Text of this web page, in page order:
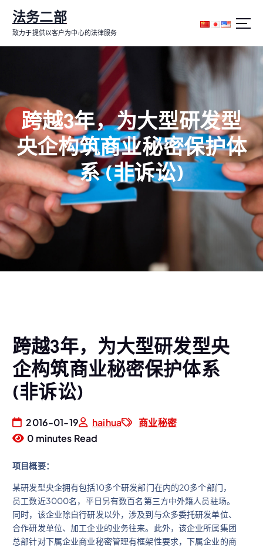
内
法务二部
致力于提供以客户为中心的法律服务
跨越3年，为大型研发型
央企构筑商业秘密保护体
系 (非诉讼)
跨越3年，为大型研发型央
企构筑商业秘密保护体系
(非诉讼)
2016-01-19 haihua
商业秘密
0 minutes Read
项目概要：
某研发型央企拥有包括10多个研发部门在内的20多个部门，
员工数近3000名，平日另有数百名第三方中外籍人员驻场。
同时，该企业除自行研发以外，涉及到与众多委托研发单位、
合作研发单位、加工企业的业务往来。此外，该企业所属集团
总部针对下属企业商业秘密管理有框架性要求，下属企业的商